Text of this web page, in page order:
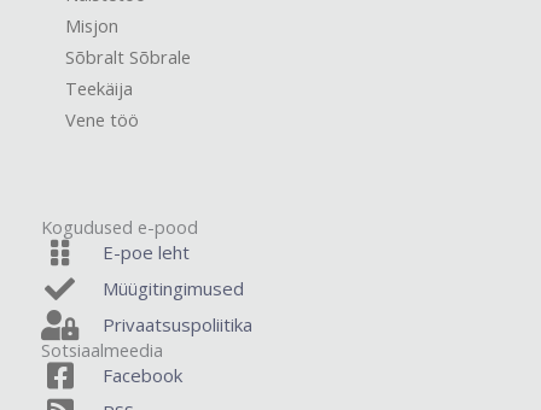
Misjon
Sõbralt Sõbrale
Teekäija
Vene töö
Kogudused e-pood
E-poe leht
Müügitingimused
Privaatsuspoliitika
Sotsiaalmeedia
Facebook